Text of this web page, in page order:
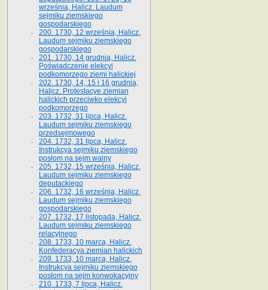
września, Halicz. Laudum
sejmiku ziemskiego
gospodarskiego
200. 1730, 12 września, Halicz.
Laudum sejmiku ziemskiego
gospodarskiego
201. 1730, 14 grudnia, Halicz.
Poświadczenie elekcyi
podkomorzego ziemi halickiej
202. 1730, 14, 15 i 16 grudnia,
Halicz. Protestacye ziemian
halickich przeciwko elekcyi
podkomorzego
203. 1732, 31 lipca, Halicz.
Laudum sejmiku ziemskiego
przedsejmowego
204. 1732, 31 lipca, Halicz.
Instrukcya sejmiku ziemskiego
posłom na sejm walny
205. 1732, 15 września, Halicz.
Laudum sejmiku ziemskiego
deputackiego
206. 1732, 16 września, Halicz.
Laudum sejmiku ziemskiego
gospodarskiego
207. 1732, 17 listopada, Halicz.
Laudum sejmiku ziemskiego
relacyjnego
208. 1733, 10 marca, Halicz.
Konfederacya ziemian halickich­
209. 1733, 10 marca, Halicz.
Instrukcya sejmiku ziemskiego
posłom na sejm konwokacyjny
210. 1733, 7 lipca, Halicz.